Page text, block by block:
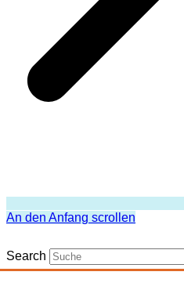
An den Anfang scrollen
Search